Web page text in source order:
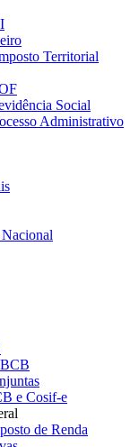
Territorial
Social
Administrativo
e Cosif-e
de Renda